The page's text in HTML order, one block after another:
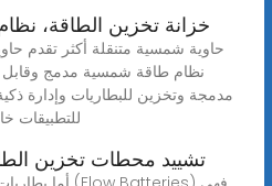
خزانة تخزين الطاقة،
حاوية شمسية متنقلة أكثر تقدم
مدمجة وتخزين للبطاريات وإدارة
للتطبيقات
تشييد محطات تخزين